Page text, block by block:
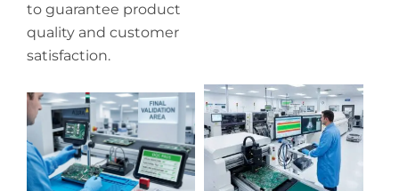
to guarantee product
quality and customer
satisfaction.